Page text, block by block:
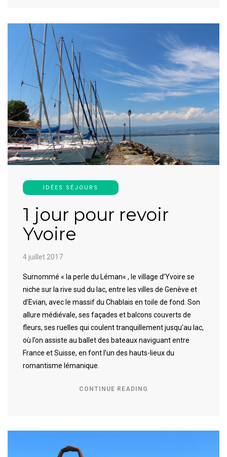
IDÉES SÉJOURS
1 jour pour revoir
Yvoire
4 juillet 2017
Surnommé « la perle du Léman« , le village d’Yvoire se
niche sur la rive sud du lac, entre les villes de Genève et
d’Evian, avec le massif du Chablais en toile de fond. Son
allure médiévale, ses façades et balcons couverts de
fleurs, ses ruelles qui coulent tranquillement jusqu’au lac,
où l’on assiste au ballet des bateaux naviguant entre
France et Suisse, en font l’un des hauts-lieux du
romantisme lémanique.
CONTINUE READING